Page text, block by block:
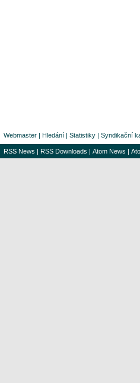
Webmaster | Hledání | Statistiky | Syndikační
RSS News | RSS Downloads | Atom News |